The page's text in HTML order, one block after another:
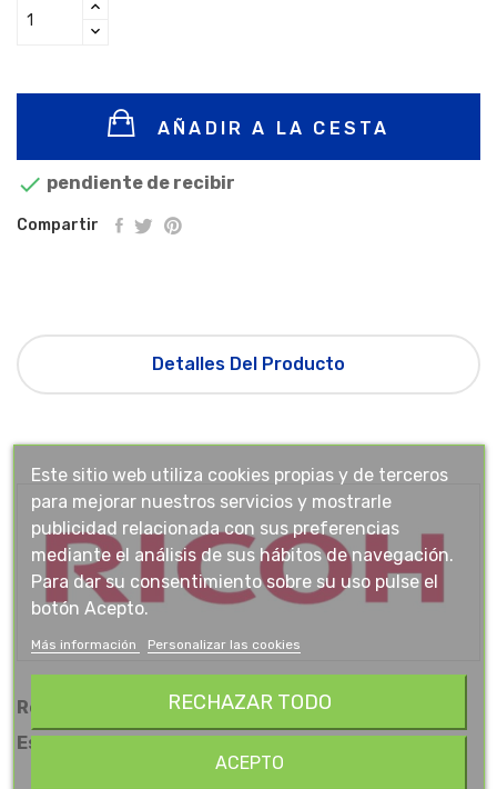
AÑADIR A LA CESTA
 pendiente de recibir
Compartir
Detalles Del Producto
Referencia 012576
Estado
Este sitio web utiliza cookies propias y de terceros
para mejorar nuestros servicios y mostrarle
publicidad relacionada con sus preferencias
mediante el análisis de sus hábitos de navegación.
Para dar su consentimiento sobre su uso pulse el
botón Acepto.
Más información Personalizar las cookies
RECHAZAR TODO
ACEPTO